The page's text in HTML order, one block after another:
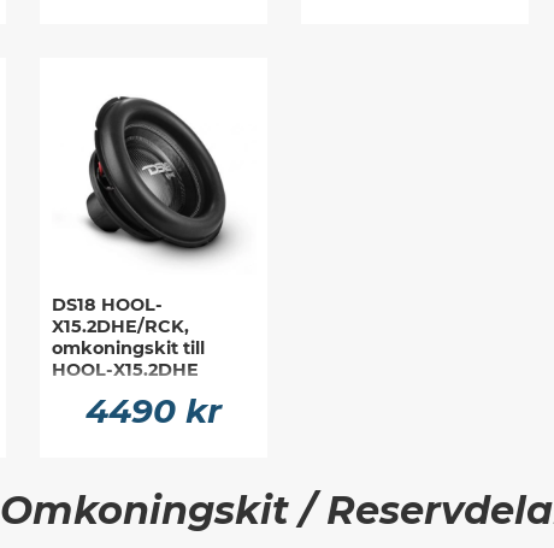
DS18 HOOL-
X15.2DHE/RCK,
omkoningskit till
HOOL-X15.2DHE
4490 kr
Omkoningskit /